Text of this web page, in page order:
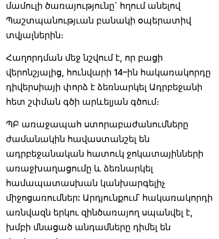
մամուլի ծառայությունը` հղում անելով
Պաշտպանությւան բանակի օպերատիվ
տվյալներին։
Հաղորդման մեջ նշվում է, որ բացի
վերոնշյալից, հունվարի 14–ին հակառակորդը
դիվերսիայի փորձ է ձեռնարկել Ադրբեջանի
հետ շփման գծի արևելյան գծում։
ՊԲ առաջապահ ստորաբաժանումները
ժամանակին հավաստանշել են
ադրբեջանական հատուկ ջոկատայինների
առաջխաղացումը և ձեռնարկել
համապատասխան կանխարգելիչ
միջոցառումներ: Արդյունքում՝ հակառակորդի
առնվազն երկու զինծառայող սպանվել է,
խմբի մնացած անդամները դիմել են